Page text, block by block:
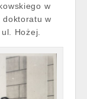
w
doktoratu w
ul. Hożej.